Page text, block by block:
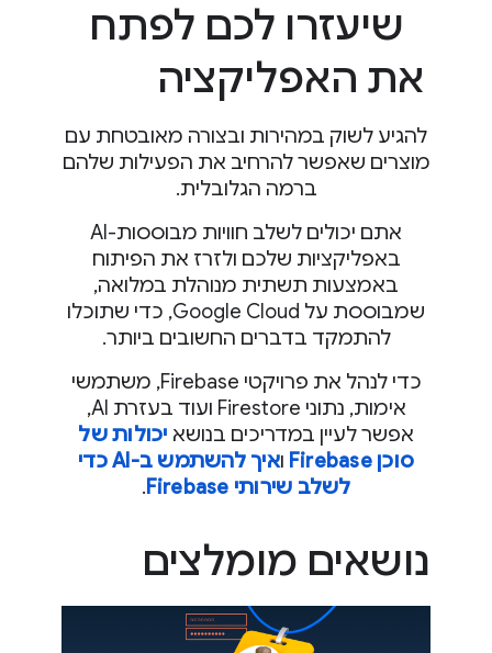
שיעזרו לכם לפתח
את האפליקציה
להגיע לשוק במהירות ובצורה מאובטחת עם
מוצרים שאפשר להרחיב את הפעילות שלהם
ברמה הגלובלית.
אתם יכולים לשלב חוויות מבוססות-AI
באפליקציות שלכם ולזרז את הפיתוח
באמצעות תשתית מנוהלת במלואה,
שמבוססת על Google Cloud, כדי שתוכלו
להתמקד בדברים החשובים ביותר.
כדי לנהל את פרויקטי Firebase, משתמשי
אימות, נתוני Firestore ועוד בעזרת AI,
אפשר לעיין במדריכים בנושא יכולות של
סוכן Firebase
ו
איך להשתמש ב-AI כדי
לשלב שירותי Firebase
.
נושאים מומלצים